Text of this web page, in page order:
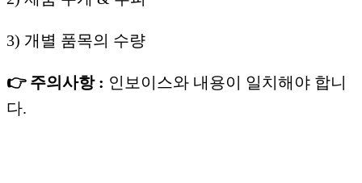
3) 개별 품목의 수량
👉 주의사항 : 인보이스와 내용이 일치해야 합니
다.